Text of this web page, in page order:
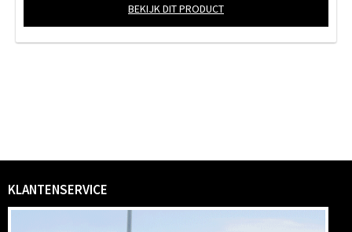
BEKIJK DIT PRODUCT
KLANTENSERVICE